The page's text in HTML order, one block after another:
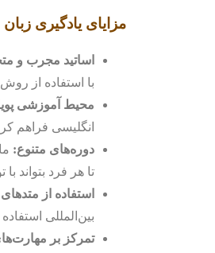
مزایای یادگیری
اساتید مجرب و
با استفاده از
محیط آموزشی
انگلیسی فراهم
دوره‌های متنوع:
تا هر فرد بتواند
استفاده از
بین‌المللی
تمرکز بر